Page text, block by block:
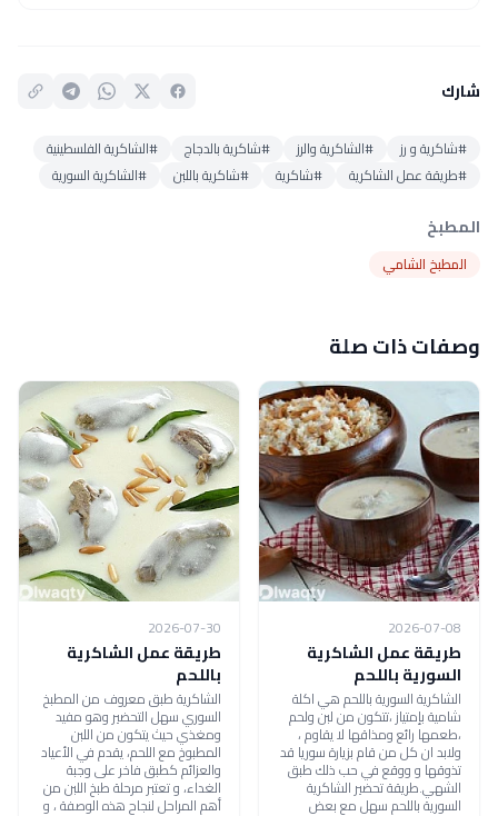
شارك
#شاكرية و رز #الشاكرية والرز #شاكرية بالدجاج
#الشاكرية الفلسطينية
#طريقة عمل الشاكرية
#شاكرية #شاكرية باللبن #الشاكرية السورية
المطبخ
المطبخ الشامي
وصفات ذات صلة
2026-07-08
طريقة عمل الشاكرية
السورية باللحم
الشاكرية السورية باللحم هي اكلة
شامية بإمتياز ،تتكون من لبن ولحم
،طعمها رائع ومذاقها لا يقاوم ،
ولابد ان كل من قام بزيارة سوريا قد
تذوقها و ووقع في حب ذلك طبق
الشهي.طريقة تحضير الشاكرية
السورية باللحم سهل مع بعض
2026-07-30
طريقة عمل الشاكرية
باللحم
الشاكرية طبق معروف من المطبخ
السوري سهل التحضير وهو مفيد
ومغذي حيث يتكون من اللبن
المطبوخ مع اللحم، يقدم في الأعياد
والعزائم كطبق فاخر على وجبة
الغداء، و تعتبر مرحلة طبخ اللبن من
أهم المراحل لنجاح هذه الوصفة ، و